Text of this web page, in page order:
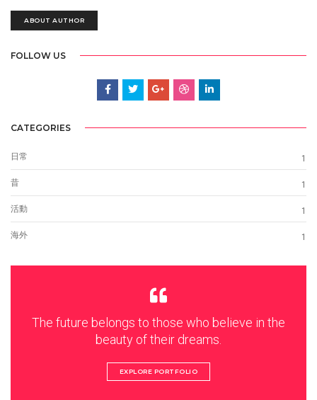
ABOUT AUTHOR
FOLLOW US
CATEGORIES
日常 1
昔 1
活動 1
海外 1
The future belongs to those who believe in the
beauty of their dreams.
EXPLORE PORTFOLIO